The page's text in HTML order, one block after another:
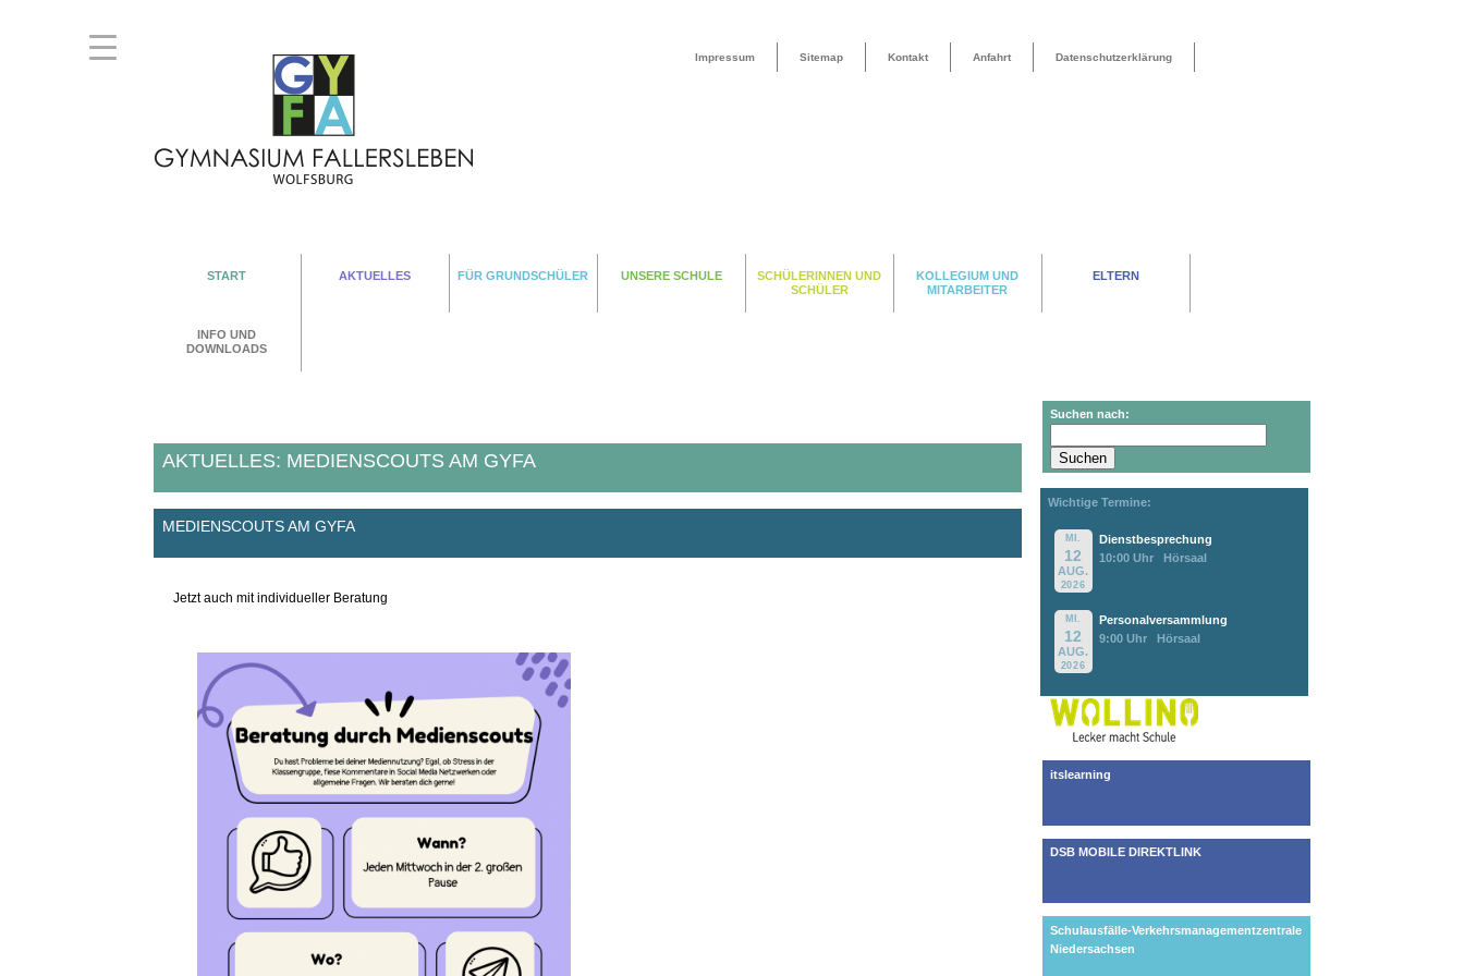
Datenschutzerklärung
Anfahrt
Kontakt
Sitemap
Impressum
START AKTUELLES FÜR GRUNDSCHÜLER UNSERE SCHULE
SCHÜLERINNEN UND
SCHÜLER
KOLLEGIUM UND
MITARBEITER
ELTERN
INFO UND
DOWNLOADS
AKTUELLES: MEDIENSCOUTS AM GYFA
MEDIENSCOUTS AM GYFA
Jetzt auch mit individueller Beratung
Suchen nach:
Wichtige Termine:
MI.
12
AUG.
2026
Dienstbesprechung
10:00 Uhr
Hörsaal
MI.
12
AUG.
2026
Personalversammlung
9:00 Uhr
Hörsaal
itslearning
DSB MOBILE DIREKTLINK
Schulausfälle-Verkehrsmanagementzentrale
Niedersachsen